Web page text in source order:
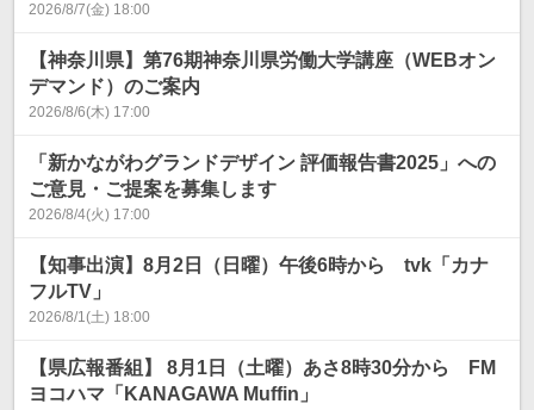
2026/8/7(金) 18:00
【神奈川県】第76期神奈川県労働大学講座（WEBオン
デマンド）のご案内
2026/8/6(木) 17:00
「新かながわグランドデザイン 評価報告書2025」への
ご意見・ご提案を募集します
2026/8/4(火) 17:00
【知事出演】8月2日（日曜）午後6時から tvk「カナ
フルTV」
2026/8/1(土) 18:00
【県広報番組】 8月1日（土曜）あさ8時30分から FM
ヨコハマ「KANAGAWA Muffin」